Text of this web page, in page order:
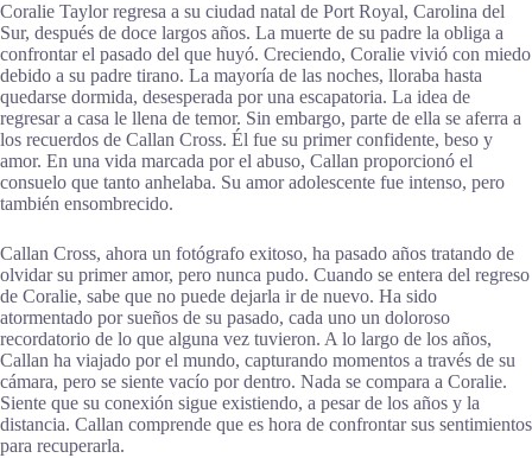
Coralie Taylor regresa a su ciudad natal de Port Royal, Carolina del
Sur, después de doce largos años. La muerte de su padre la obliga a
confrontar el pasado del que huyó. Creciendo, Coralie vivió con miedo
debido a su padre tirano. La mayoría de las noches, lloraba hasta
quedarse dormida, desesperada por una escapatoria. La idea de
regresar a casa le llena de temor. Sin embargo, parte de ella se aferra a
los recuerdos de Callan Cross. Él fue su primer confidente, beso y
amor. En una vida marcada por el abuso, Callan proporcionó el
consuelo que tanto anhelaba. Su amor adolescente fue intenso, pero
también ensombrecido.
Callan Cross, ahora un fotógrafo exitoso, ha pasado años tratando de
olvidar su primer amor, pero nunca pudo. Cuando se entera del regreso
de Coralie, sabe que no puede dejarla ir de nuevo. Ha sido
atormentado por sueños de su pasado, cada uno un doloroso
recordatorio de lo que alguna vez tuvieron. A lo largo de los años,
Callan ha viajado por el mundo, capturando momentos a través de su
cámara, pero se siente vacío por dentro. Nada se compara a Coralie.
Siente que su conexión sigue existiendo, a pesar de los años y la
distancia. Callan comprende que es hora de confrontar sus sentimientos
para recuperarla.